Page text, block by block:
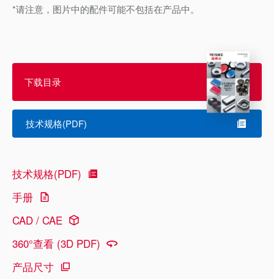
*请注意，图片中的配件可能不包括在产品中。
下载目录
技术规格(PDF)
技术规格(PDF)
手册
CAD / CAE
360°查看 (3D PDF)
产品尺寸